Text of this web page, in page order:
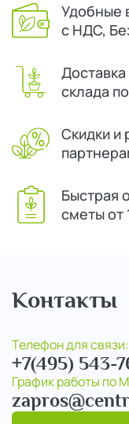
Удобные
с НДС,
склада
Скидки и
Быстрая
сметы от
Контакты
Телефон для связи:
+7(495) 543-
График работы по